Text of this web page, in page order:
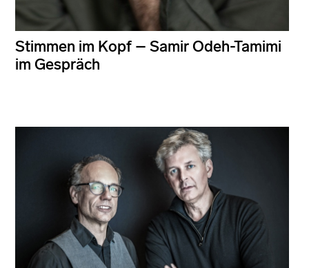
Stimmen im Kopf – Samir Odeh-Tamimi
im Gespräch